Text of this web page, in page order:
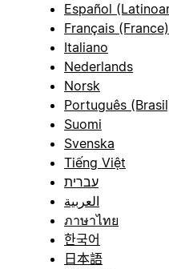
Español
Français (France)
Italiano
Nederlands
Norsk
Português
Suomi
Svenska
Tiếng Việt
עברית
العربية
ภาษาไทย
한국어
日本語